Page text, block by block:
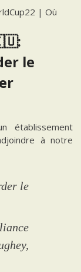
| Où
le
établissement
à notre
le